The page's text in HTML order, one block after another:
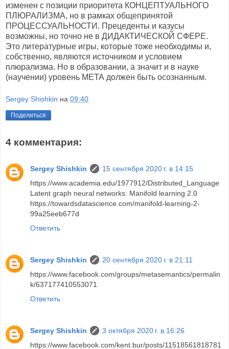
изменен с позиции приоритета КОНЦЕПТУАЛЬНОГО
ПЛЮРАЛИЗМА, но в рамках общепринятой
ПРОЦЕССУАЛЬНОСТИ. Прецеденты и казусы
возможны, но точно не в ДИДАКТИЧЕСКОЙ СФЕРЕ.
Это литературные игры, которые тоже необходимы и,
собственно, являются источником и условием
плюрализма. Но в образовании, а значит и в науке
(научении) уровень МЕТА должен быть осознанным.
Sergey Shishkin на 09:40
Поделиться
4 комментария:
Sergey Shishkin
15 сентября 2020 г. в 14:15
https://www.academia.edu/1977912/Distributed_Language
Latent graph neural networks: Manifold learning 2.0
https://towardsdatascience.com/manifold-learning-2-
99a25eeb677d
Ответить
Sergey Shishkin
20 сентября 2020 г. в 21:11
https://www.facebook.com/groups/metasemantics/permalin
k/637177410553071
Ответить
Sergey Shishkin
3 октября 2020 г. в 16:26
https://www.facebook.com/kent.bur/posts/11518561818781